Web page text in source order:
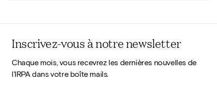
Inscrivez-vous à notre newsletter
Chaque mois, vous recevrez les dernières nouvelles de
l'IRPA dans votre boîte mails.